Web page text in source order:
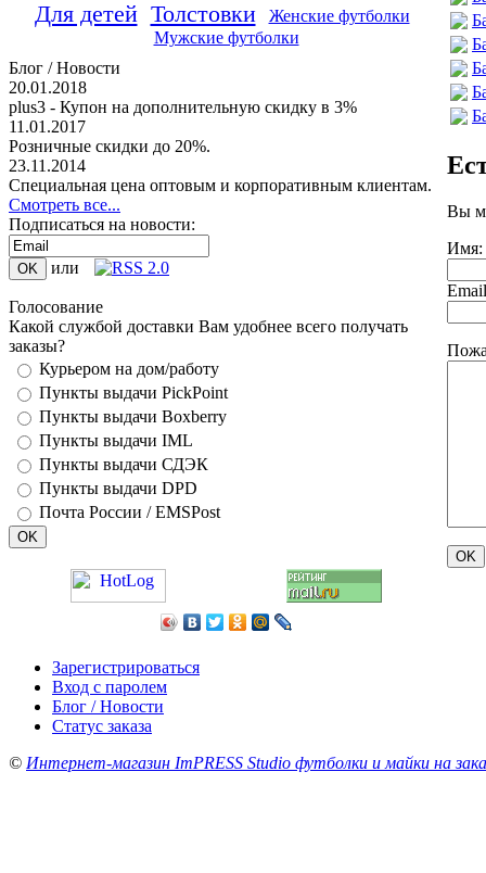
Для детей Толстовки
Женские футболки
Мужские футболки
Блог / Новости
20.01.2018
plus3 - Купон на дополнительную скидку в 3%
11.01.2017
Розничные скидки до 20%.
23.11.2014
Специальная цена оптовым и корпоративным клиентам.
Смотреть все...
Подписаться на новости:
или
Голосование
Какой службой доставки Вам удобнее всего получать
заказы?
Курьером на дом/работу
Пункты выдачи PickPoint
Пункты выдачи Boxberry
Пункты выдачи IML
Пункты выдачи СДЭК
Пункты выдачи DPD
Почта России / EMSPost
Вы
Имя:
Email
Зарегистрироваться
Вход с паролем
Блог / Новости
Статус заказа
© Интернет-магазин ImPRESS Studio футболки и майки на